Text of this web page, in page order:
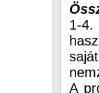
1-
A